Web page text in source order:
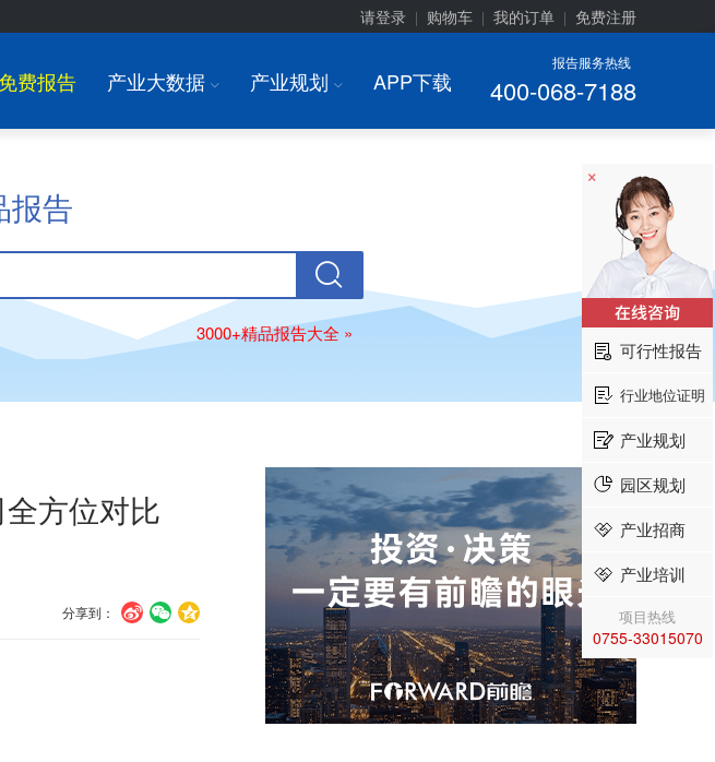
请登录 购物车 我的订单 免费注册
报告服务热线
400-068-7188
免费报告 产业大数据 I 产业规划 I APP下载
报告
3000+精品报告大全 »
方位对比
U V c
分享到：
×
可行性报告
行业地位证明
产业规划
园区规划
产业招商
产业培训
项目热线
0755-33015070